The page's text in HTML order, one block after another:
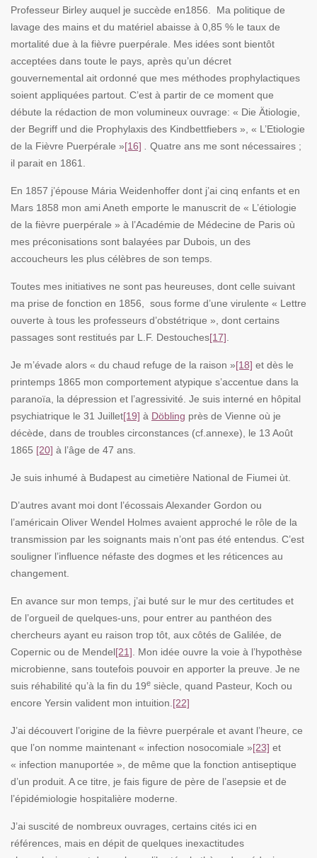
Professeur Birley auquel je succède en1856. Ma politique de
lavage des mains et du matériel abaisse à 0,85 % le taux de
mortalité due à la fièvre puerpérale. Mes idées sont bientôt
acceptées dans toute le pays, après qu’un décret
gouvernemental ait ordonné que mes méthodes prophylactiques
soient appliquées partout. C’est à partir de ce moment que
débute la rédaction de mon volumineux ouvrage: « Die Ätiologie,
der Begriff und die Prophylaxis des Kindbettfiebers », « L’Etiologie
de la Fièvre Puerpérale »[16]
Quatre ans me sont nécessaires ;
il parait en 1861.
En 1857 j’épouse Mária Weidenhoffer dont j’ai cinq enfants et en
Mars 1858 mon ami Aneth emporte le manuscrit de « L’étiologie
de la fièvre puerpérale » à l’Académie de Médecine de Paris où
mes préconisations sont balayées par Dubois, un des
accoucheurs les plus célèbres de son temps.
Toutes mes initiatives ne sont pas heureuses, dont celle suivant
ma prise de fonction en 1856, sous forme d’une virulente « Lettre
ouverte à tous les professeurs d’obstétrique », dont certains
passages sont restitués par L.F. Destouches[17]
Je m’évade alors « du chaud refuge de la raison »[18] et dès le
printemps 1865 mon comportement atypique s’accentue dans la
paranoïa, la dépression et l’agressivité. Je suis interné en hôpital
psychiatrique le 31 Juillet[19] à Döbling près de Vienne où je
décède, dans de troubles circonstances (cf.annexe), le 13 Août
1865 [20] à l’âge de 47 ans.
Je suis inhumé à Budapest au cimetière National de Fiumei ùt.
D’autres avant moi dont l’écossais Alexander Gordon ou
l’américain Oliver Wendel Holmes avaient approché le rôle de la
transmission par les soignants mais n’ont pas été entendus. C’est
souligner l’influence néfaste des dogmes et les réticences au
changement.
En avance sur mon temps, j’ai buté sur le mur des certitudes et
de l’orgueil de quelques-uns, pour entrer au panthéon des
chercheurs ayant eu raison trop tôt, aux côtés de Galilée, de
Copernic ou de Mendel[21] . Mon idée ouvre la voie à l’hypothèse
microbienne, sans toutefois pouvoir en apporter la preuve. Je ne
suis réhabilité qu’à la fin du 19e siècle, quand Pasteur, Koch ou
encore Yersin valident mon intuition. [22]
J’ai découvert l’origine de la fièvre puerpérale et avant l’heure, ce
que l’on nomme maintenant « infection nosocomiale »[23] et
« infection manuportée », de même que la fonction antiseptique
d’un produit. A ce titre, je fais figure de père de l’asepsie et de
l’épidémiologie hospitalière moderne.
J’ai suscité de nombreux ouvrages, certains cités ici en
références, mais en dépit de quelques inexactitudes